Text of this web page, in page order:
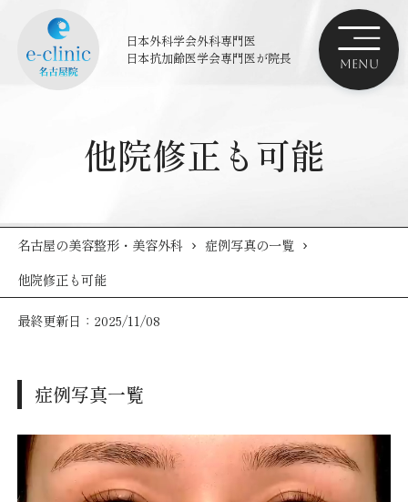
日本外科学会外科専門医
日本抗加齢医学会専門医が院長
他院修正も可能
名古屋の美容整形・美容外科
症例写真の一覧
他院修正も可能
最終更新日：2025/11/08
症例写真一覧